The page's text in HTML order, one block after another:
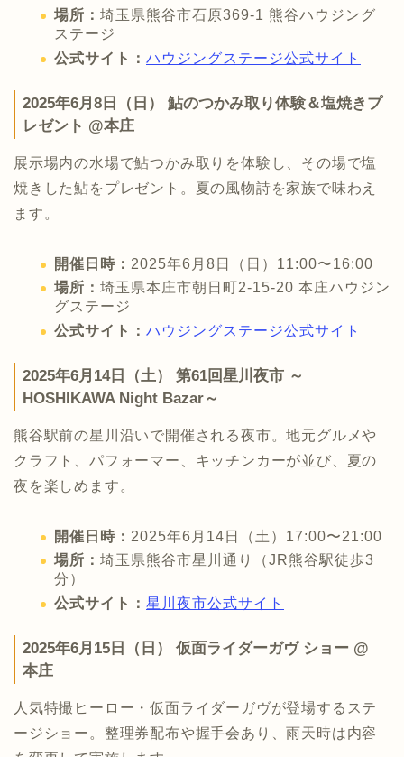
場所： 埼玉県熊谷市石原369-1 熊谷ハウジング
ステージ
公式サイト： ハウジングステージ公式サイト
2025年6月8日（日） 鮎のつかみ取り体験＆塩焼きプ
レゼント @本庄
展示場内の水場で鮎つかみ取りを体験し、その場で塩
焼きした鮎をプレゼント。夏の風物詩を家族で味わえ
ます。
開催日時： 2025年6月8日（日）11:00〜16:00
場所： 埼玉県本庄市朝日町2-15-20 本庄ハウジン
グステージ
公式サイト： ハウジングステージ公式サイト
2025年6月14日（土） 第61回星川夜市 ～
HOSHIKAWA Night Bazar～
熊谷駅前の星川沿いで開催される夜市。地元グルメや
クラフト、パフォーマー、キッチンカーが並び、夏の
夜を楽しめます。
開催日時： 2025年6月14日（土）17:00〜21:00
場所： 埼玉県熊谷市星川通り（JR熊谷駅徒歩3
分）
公式サイト： 星川夜市公式サイト
2025年6月15日（日） 仮面ライダーガヴ ショー @
本庄
人気特撮ヒーロー・仮面ライダーガヴが登場するステ
ージショー。整理券配布や握手会あり、雨天時は内容